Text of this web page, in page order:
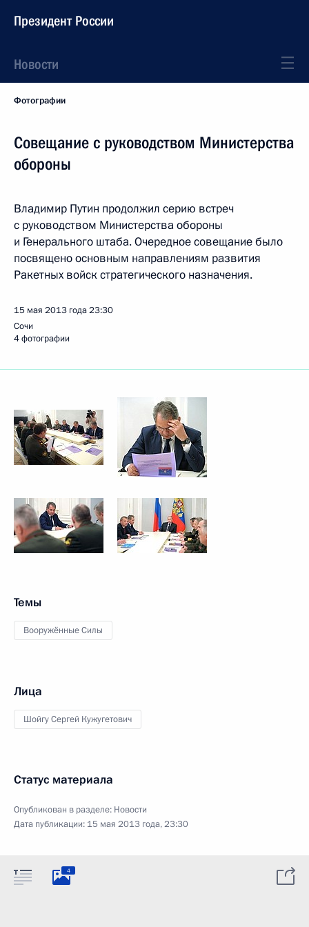
Президент России
Новости
Фотографии
Совещание с руководством Министерства
обороны
Владимир Путин продолжил серию встреч
с руководством Министерства обороны
и Генерального штаба. Очередное совещание было
посвящено основным направлениям развития
Ракетных войск стратегического назначения.
15 мая 2013 года23:30
Сочи
4 фотографии
Темы
Вооружённые Силы
Лица
Шойгу Сергей Кужугетович
Статус материала
Опубликован в разделе: Новости
Дата публикации: 15 мая 2013 года, 23:30
4